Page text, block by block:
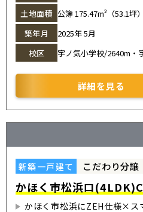
土地面積 公簿 175.47m²（53.1坪）
築年月
2025年 5月
校区
宇ノ気小学校/2640m・
詳細を見る
新築一戸建て こだわり分譲
かほく市松浜ロ
かほく市松浜にZEH仕様×ス